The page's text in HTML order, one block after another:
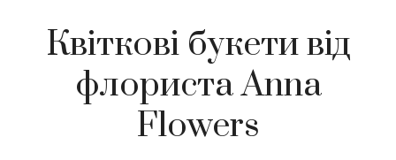
Квіткові букети від
флориста Anna
Flowers